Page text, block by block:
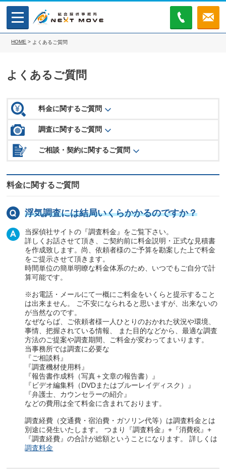
MENU
無料相
HOME > よくあるご質問
よくあるご質問
料金に関するご質問
調査に関するご質問
ご相談・契約に関するご質問
料金に関するご質問
浮気調査には結局いくらかかるのですか？
当探偵社サイトの『調査料金』をご覧下さい。
詳しくお話させて頂き、ご契約前に料金説明・正式な見積書
を作成致します。尚、依頼者様のご予算を勘案した上で料金
をご提示させて頂きます。
時間単位の簡単明瞭な料金体系のため、いつでもご自分で計
算可能です。
※お電話・メールにて一概にご料金をいくらと提示すること
は出来ません。 ご不安になられると思いますが、出来ないの
が当然なのです。
なぜならば、ご依頼者様一人ひとりのおかれた状況や環境、
事情、把握されている情報、 また目的などから、最適な調査
方法のご提案や調査期間、ご料金が変わってまいります。
当事務所では調査に必要な
『ご相談料』
『調査機材使用料』
『報告書作成料（写真＋文章の報告書）』
『ビデオ編集料（DVDまたはブルーレイディスク）』
『弁護士、カウンセラーの紹介』
などの費用は全て料金に含まれております。
調査経費（交通費・宿泊費・ガソリン代等）は調査料金とは
別途に発生いたします。 つまり『調査料金』+『消費税』+
『調査経費』の合計が総額ということになります。 詳しくは
調査料金